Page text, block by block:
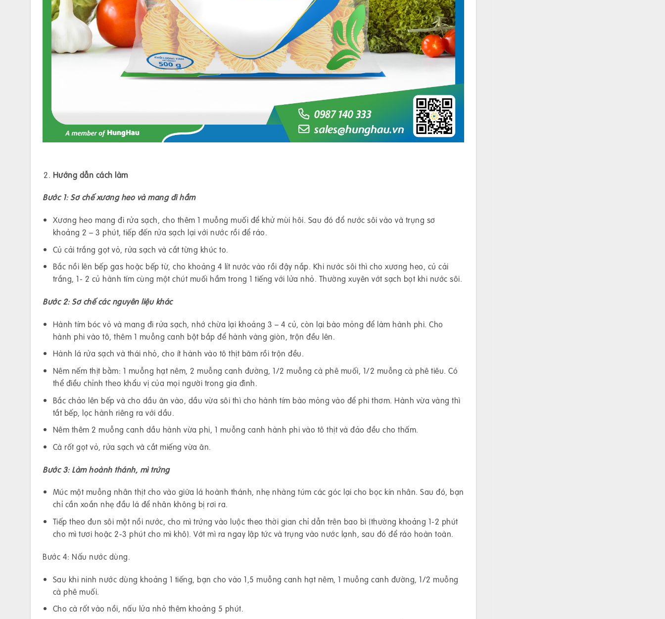
Hướng dẫn cách làm
Bước 1: Sơ chế xương heo và mang đi hầm
Xương heo mang đi rửa sạch, cho thêm 1 muỗng muối để khử mùi hôi. Sau đó đổ nước sôi vào và trụng sơ
khoảng 2 – 3 phút, tiếp đến rửa sạch lại với nước rồi để ráo.
Củ cải trắng gọt vỏ, rửa sạch và cắt từng khúc to.
Bắc nồi lên bếp gas hoặc bếp từ, cho khoảng 4 lít nước vào rồi đậy nắp. Khi nước sôi thì cho xương heo, củ cải
trắng, 1- 2 củ hành tím cùng một chút muối hầm trong 1 tiếng với lửa nhỏ. Thường xuyên vớt sạch bọt khi nước sôi.
Bước 2: Sơ chế các nguyên liệu khác
Hành tím bóc vỏ và mang đi rửa sạch, nhớ chừa lại khoảng 3 – 4 củ, còn lại bào mỏng để làm hành phi. Cho
hành phi vào tô, thêm 1 muỗng canh bột bắp để hành vàng giòn, trộn đều lên.
Hành lá rửa sạch và thái nhỏ, cho ít hành vào tô thịt băm rồi trộn đều.
Nêm nếm thịt bằm: 1 muỗng hạt nêm, 2 muỗng canh đường, 1/2 muỗng cà phê muối, 1/2 muỗng cà phê tiêu. Có
thể điều chỉnh theo khẩu vị của mọi người trong gia đình.
Bắc chảo lên bếp và cho dầu ăn vào, dầu vừa sôi thì cho hành tím bào mỏng vào để phi thơm. Hành vừa vàng thì
tắt bếp, lọc hành riêng ra với dầu.
Nêm thêm 2 muỗng canh dầu hành vừa phi, 1 muỗng canh hành phi vào tô thịt và đảo đều cho thấm.
Cà rốt gọt vỏ, rửa sạch và cắt miếng vừa ăn.
Bước 3: Làm hoành thánh, mì trứng
Múc một muỗng nhân thịt cho vào giữa lá hoành thánh, nhẹ nhàng túm các góc lại cho bọc kín nhân. Sau đó, bạn
chỉ cần xoắn nhẹ đầu lá để nhân không bị rơi ra.
Tiếp theo đun sôi một nồi nước, cho mì trứng vào luộc theo thời gian chỉ dẫn trên bao bì (thường khoảng 1-2 phút
cho mì tươi hoặc 2-3 phút cho mì khô). Vớt mì ra ngay lập tức và trụng vào nước lạnh, sau đó để ráo hoàn toàn.
Bước 4: Nấu nước dùng.
Sau khi ninh nước dùng khoảng 1 tiếng, bạn cho vào 1,5 muỗng canh hạt nêm, 1 muỗng canh đường, 1/2 muỗng
cà phê muối.
Cho cà rốt vào nồi, nấu lửa nhỏ thêm khoảng 5 phút.